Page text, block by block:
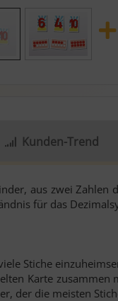
Kunden-Trend
aus zwei
für das
Stiche
Karte
der die meisten